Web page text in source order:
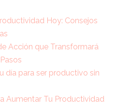
Hoy: Consejos
Acción que Transformará
día para ser productivo sin
Aumentar Tu Productividad